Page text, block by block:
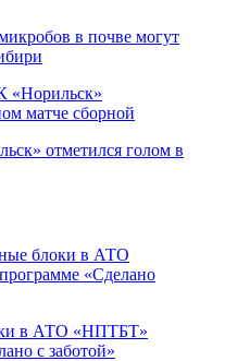
в почве могут
отметился голом в
в АТО «НПТБТ»
с заботой»